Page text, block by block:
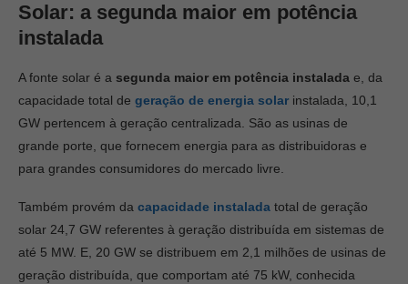
Solar: a segunda maior em potência
instalada
A fonte solar é a segunda maior em potência instalada e, da
capacidade total de geração de energia solar instalada, 10,1
GW pertencem à geração centralizada. São as usinas de
grande porte, que fornecem energia para as distribuidoras e
para grandes consumidores do mercado livre.
Também provém da capacidade instalada total de geração
solar 24,7 GW referentes à geração distribuída em sistemas de
até 5 MW. E, 20 GW se distribuem em 2,1 milhões de usinas de
geração distribuída, que comportam até 75 kW, conhecida